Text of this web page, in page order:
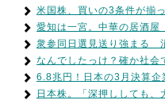
米国株、買いの3条件が揃
愛知は一宮。中華の居酒屋
衆参同日選見送り強まる
なんでしたっけ？確か社
6.8兆円！日本の3月決算
日本株。「深押ししても、